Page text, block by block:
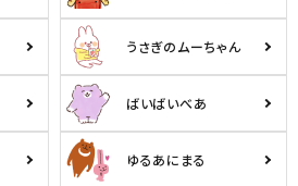
うさぎのムーちゃん
ばいばいべあ
ゆるあにまる